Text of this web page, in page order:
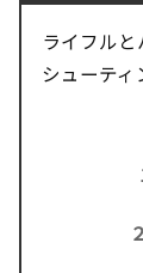
ライフル
シューティ